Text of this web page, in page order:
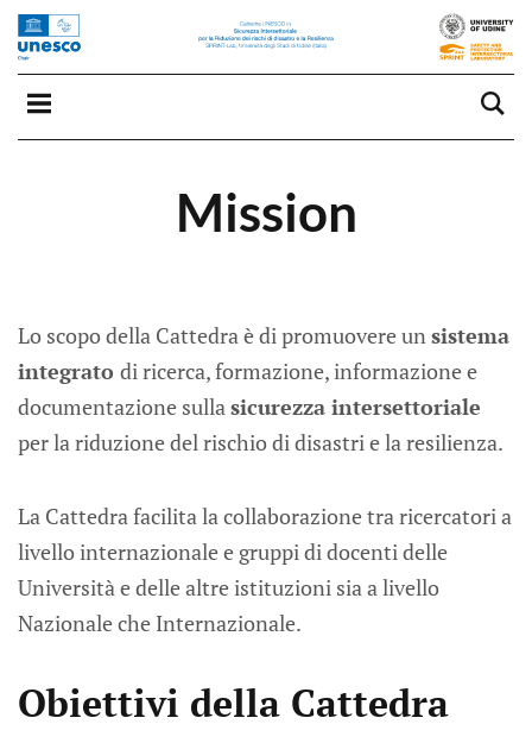
Mission
Lo scopo della Cattedra è di promuovere unsistema
integrato di ricerca, formazione, informazione e
documentazione sullasicurezza intersettoriale
per la riduzione del rischio di disastri e la resilienza.
La Cattedra facilita la collaborazione tra ricercatori a
livello internazionale e gruppi di docenti delle
Università e delle altre istituzioni sia a livello
Nazionale che Internazionale.
Obiettivi della Cattedra